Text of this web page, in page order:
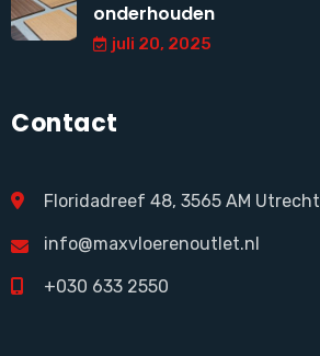
onderhouden
juli 20, 2025
Contact
Floridadreef 48, 3565 AM Utrecht
info@maxvloerenoutlet.nl
+030 633 2550